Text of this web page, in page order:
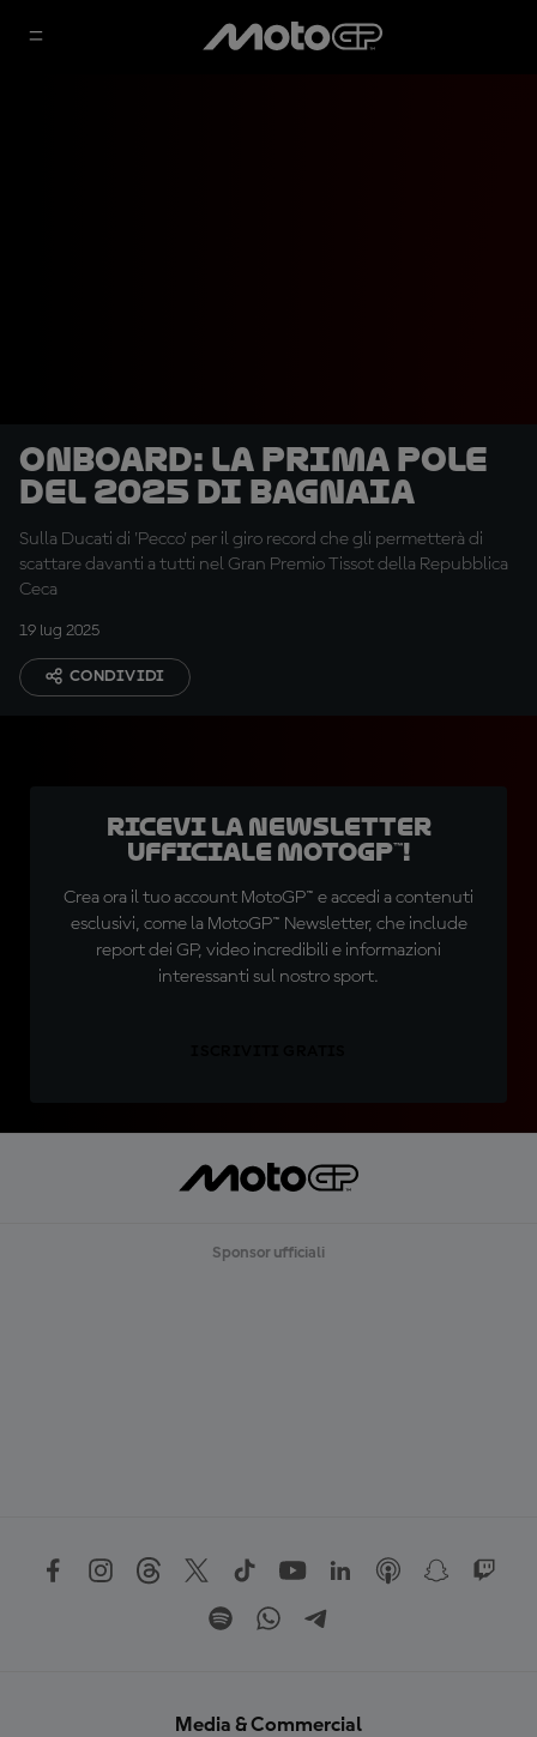
OnBoard: la prima pole
del 2025 di Bagnaia
Sulla Ducati di 'Pecco' per il giro record che gli permetterà di
scattare davanti a tutti nel Gran Premio Tissot della Repubblica
Ceca
19 lug 2025
CONDIVIDI
Ricevi la newsletter
ufficiale MotoGP™!
Crea ora il tuo account MotoGP™ e accedi a contenuti
esclusivi, come la MotoGP™ Newsletter, che include
report dei GP, video incredibili e informazioni
interessanti sul nostro sport.
Sponsor ufficiali
Media & Commercial